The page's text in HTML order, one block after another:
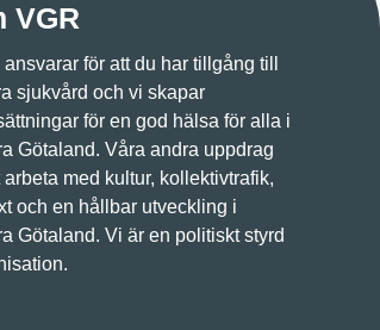
VGR
för att du har tillgång till
sjukvård och vi skapar
för en god hälsa för alla i
Götaland. Våra andra uppdrag
arbeta med kultur, kollektivtrafik,
och en hållbar utveckling i
Götaland. Vi är en politiskt styrd